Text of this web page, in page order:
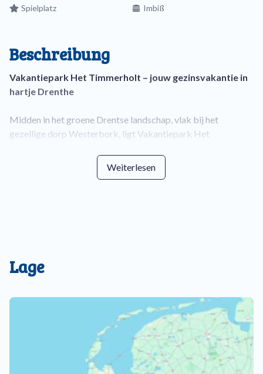
Spielplatz Imbiß
Beschreibung
Vakantiepark Het Timmerholt – jouw gezinsvakantie in
hartje Drenthe
Midden in het groene Drentse landschap, vlak bij het
gezellige dorp Westerbork, ligt Vakantiepark Het
omringd door bossen, heidevelden en een visrijk meer. De
vrijstaande vakantiehuizen bieden veel privacy en comfort.
vissen, direct voor de deur.
kleintjes, veilig en overzichtelijk.
geniet van een kop koffie/thee, diverse
frisdranken en versnaperingen uit de automaten.
Midgetgolfbaan (18 holes)
– daag het hele gezin uit voor
Basketbalnet, en jeu de boules-baan– voor wie graag
Weiterlesen
Lage